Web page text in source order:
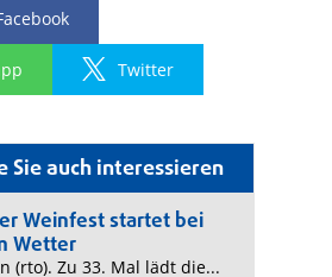
Sie auch interessieren
Weinfest startet bei
Wetter
(rto). Zu 33. Mal lädt die...
Twitter